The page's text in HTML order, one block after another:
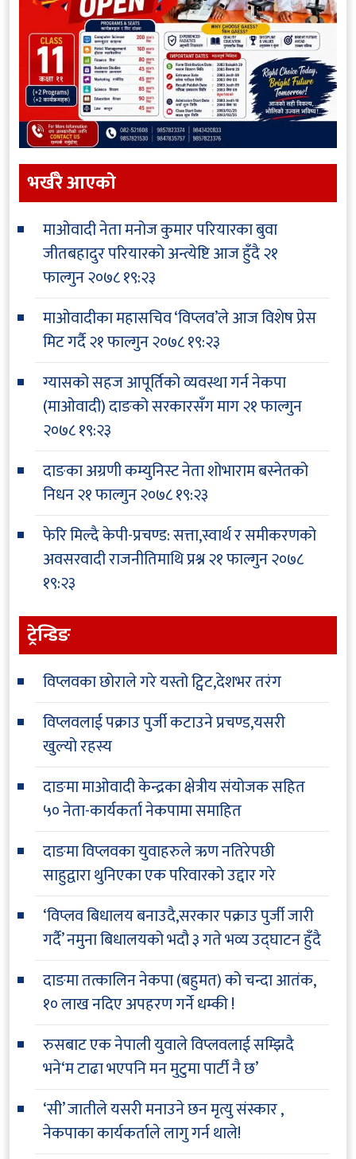
भर्खरै आएकाे
माओवादी नेता मनोज कुमार परियारका बुवा
जीतबहादुर परियारको अन्त्येष्टि आज हुँदै२१
फाल्गुन २०७८ १९:२३
माओवादीका महासचिव ‘विप्लव’ले आज विशेष प्रेस
मिट गर्दै२१ फाल्गुन २०७८ १९:२३
ग्यासको सहज आपूर्तिको व्यवस्था गर्न नेकपा
(माओवादी) दाङको सरकारसँग माग२१ फाल्गुन
२०७८ १९:२३
दाङका अग्रणी कम्युनिस्ट नेता शोभाराम बस्नेतको
निधन२१ फाल्गुन २०७८ १९:२३
फेरि मिल्दै केपी-प्रचण्ड: सत्ता,स्वार्थ र समीकरणको
अवसरवादी राजनीतिमाथि प्रश्न२१ फाल्गुन २०७८
१९:२३
ट्रेन्डिङ
विप्लवका छोराले गरे यस्तो ट्विट,देशभर तरंग
विप्लवलाई पक्राउ पुर्जी कटाउने प्रचण्ड,यसरी
खुल्यो रहस्य
दाङमा माओवादी केन्द्रका क्षेत्रीय संयोजक सहित
५० नेता-कार्यकर्ता नेकपामा समाहित
दाङमा विप्लवका युवाहरुले ऋण नतिरेपछी
साहुद्वारा थुनिएका एक परिवारको उद्दार गरे
‘विप्लव बिधालय बनाउदै,सरकार पक्राउ पुर्जी जारी
गर्दै’ नमुना बिधालयको भदौ ३ गते भव्य उद्घाटन हुँदै
दाङमा तत्कालिन नेकपा (बहुमत) को चन्दा आतंक,
१० लाख नदिए अपहरण गर्ने धम्की !
रुसबाट एक नेपाली युवाले विप्लवलाई सम्झिदै
भने‘म टाढा भएपनि मन मुटुमा पार्टी नै छ’
‘सी’ जातीले यसरी मनाउने छन मृत्यु संस्कार ,
नेकपाका कार्यकर्ताले लागु गर्न थाले!